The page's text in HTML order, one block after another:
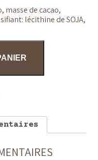
masse de cacao,
lécithine de SOJA,